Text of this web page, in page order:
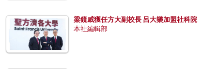
梁鏡威獲任方大副校長 呂大樂加盟社科院
本社編輯部